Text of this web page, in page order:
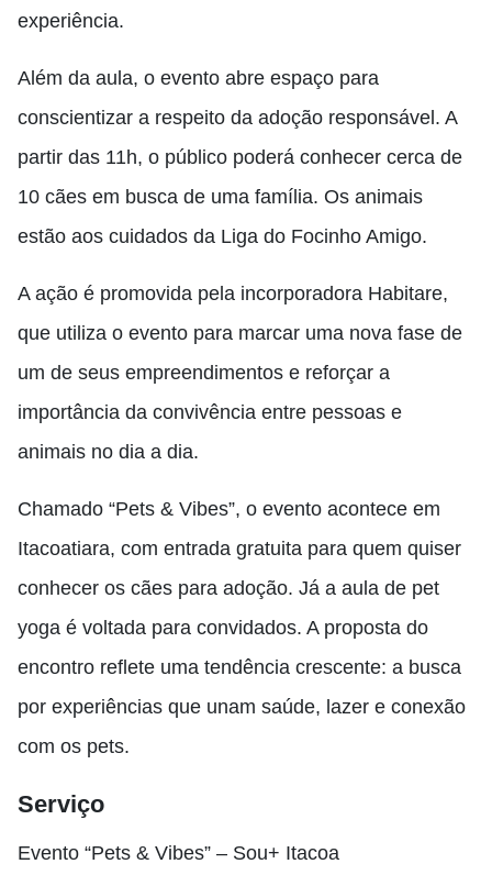
experiência.
Além da aula, o evento abre espaço para
conscientizar a respeito da adoção responsável. A
partir das 11h, o público poderá conhecer cerca de
10 cães em busca de uma família. Os animais
estão aos cuidados da Liga do Focinho Amigo.
A ação é promovida pela incorporadora Habitare,
que utiliza o evento para marcar uma nova fase de
um de seus empreendimentos e reforçar a
importância da convivência entre pessoas e
animais no dia a dia.
Chamado “Pets & Vibes”, o evento acontece em
Itacoatiara, com entrada gratuita para quem quiser
conhecer os cães para adoção. Já a aula de pet
yoga é voltada para convidados. A proposta do
encontro reflete uma tendência crescente: a busca
por experiências que unam saúde, lazer e conexão
com os pets.
Serviço
Evento “Pets & Vibes” – Sou+ Itacoa